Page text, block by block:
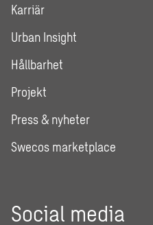
Karriär
Urban Insight
Hållbarhet
Projekt
Press & nyheter
Swecos marketplace
Social media